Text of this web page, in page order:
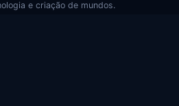
e criação de mundos.